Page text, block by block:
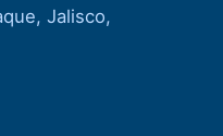
Jalisco,